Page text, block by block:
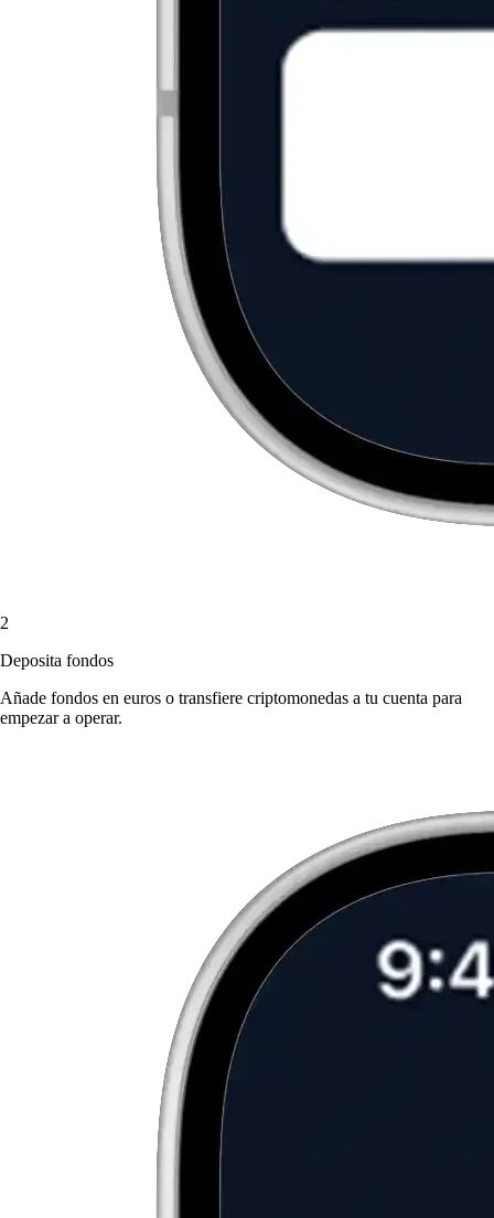
2
Deposita fondos
Añade fondos en euros o transfiere criptomonedas a tu cuenta para
empezar a operar.